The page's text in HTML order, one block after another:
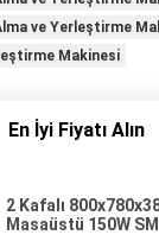
ve Yerleştirme
Makinesi
En İyi Fiyatı Alın
2 Kafalı
Masaüstü 150W